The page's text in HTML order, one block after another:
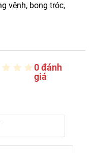
vênh, bong tróc,
0 đánh
giá